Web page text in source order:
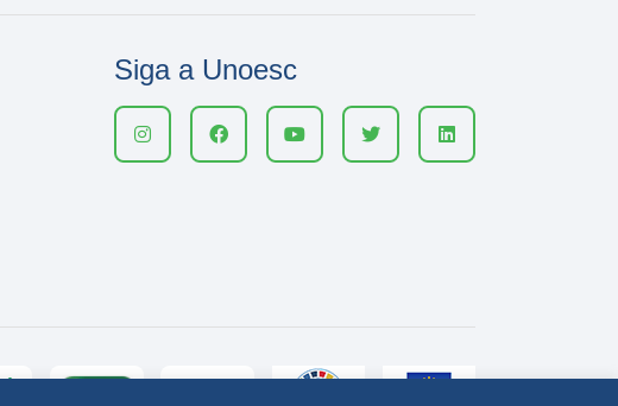
Siga a Unoesc